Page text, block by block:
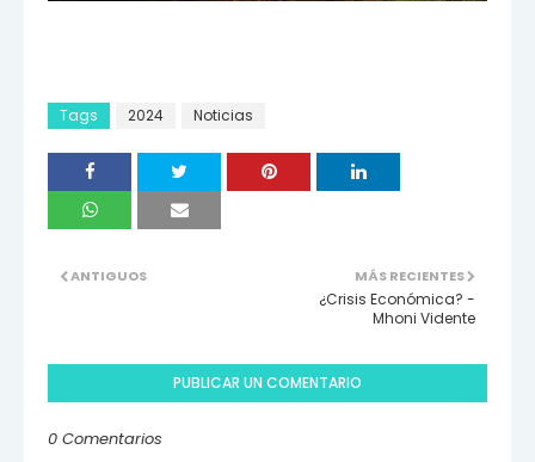
Tags 2024 Noticias
MÁS RECIENTES
¿Crisis Económica? -
Mhoni Vidente
ANTIGUOS
PUBLICAR UN COMENTARIO
0 Comentarios